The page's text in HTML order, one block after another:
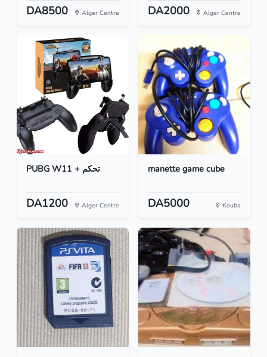
DA8500 Alger Centre DA2000 Alger Centre
PUBG W11 + تحكم
DA1200 Alger Centre
manette game cube
DA5000 Kouba